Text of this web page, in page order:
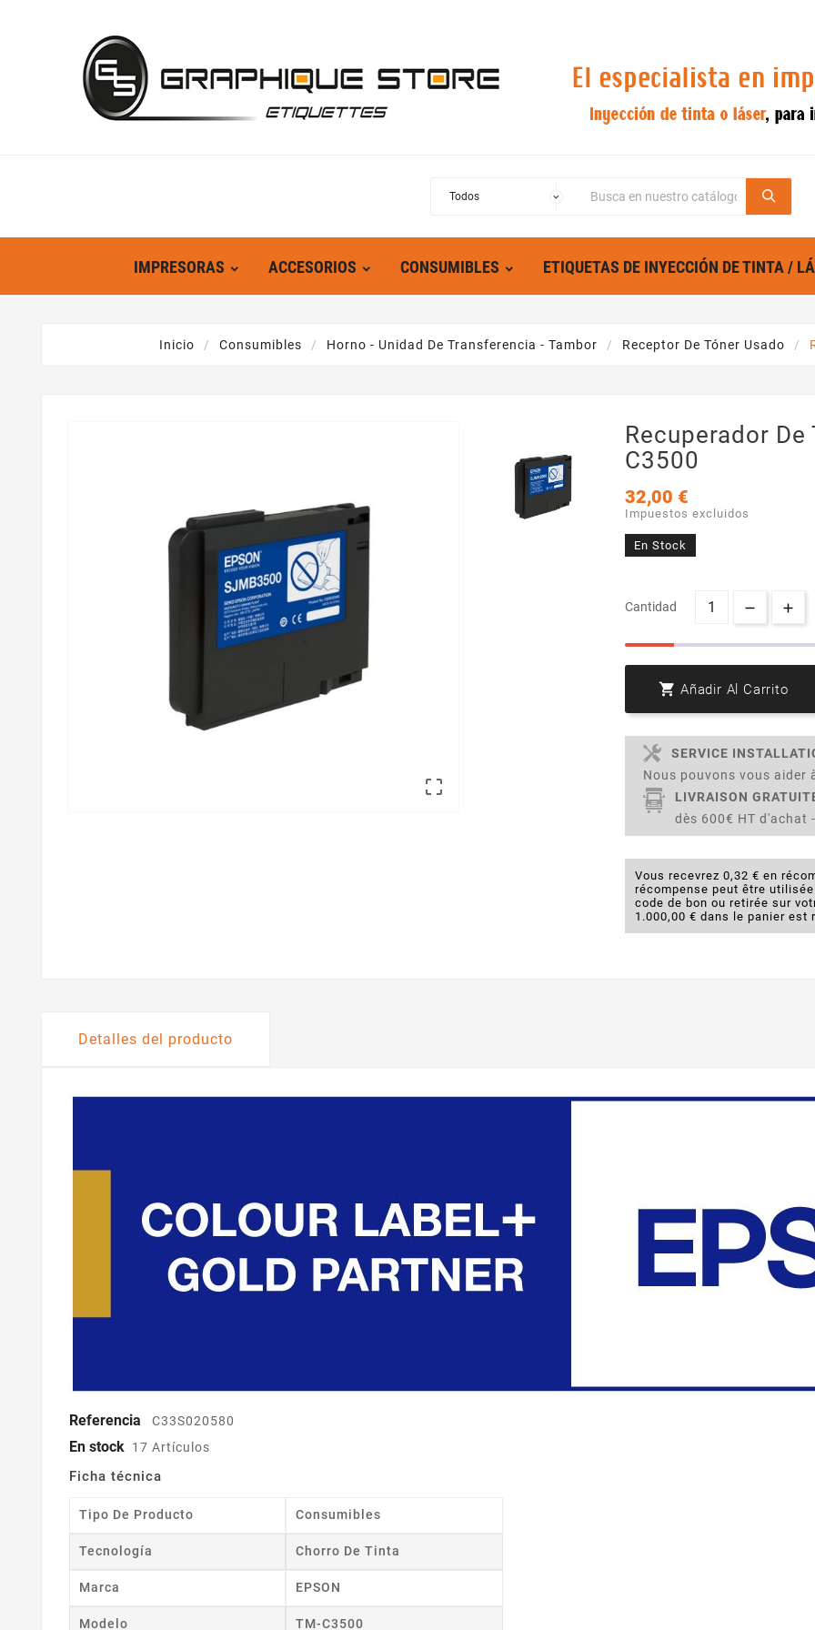
IMPRESORAS ACCESORIOS CONSUMIBLES ETIQUETAS DE INYECCIÓN DE TINTA /
Inicio Consumibles Horno - Unidad De Transferencia - Tambor Receptor De Tóner Usado

Recuperador
C3500
32,00 €
Impuestos excluidos
En Stock
Cantidad
 Añadir Al Carrito
SERVICE
Nous pouvons vous aider
LIVRAISON
dès 600€ HT d'achat
Vous recevrez 0,32 € en
récompense peut être
code de bon ou retirée sur
1.000,00 € dans le panier est
Detalles del producto
Referencia C33S020580
En stock 17 Artículos
Ficha técnica
Tipo De Producto Consumibles
Tecnología Chorro De Tinta
Marca EPSON
Modelo TM-C3500